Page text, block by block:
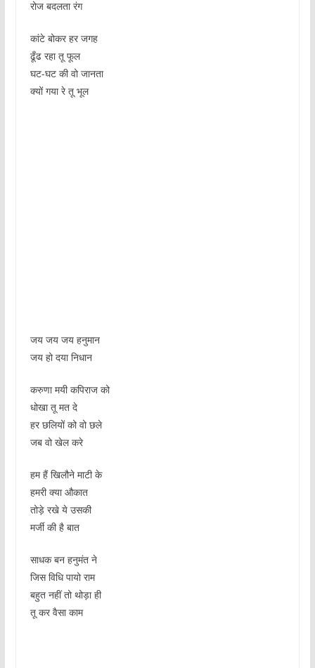
रोज बदलता रंग
कांटे बोकर हर जगह
ढूँढ रहा तू फूल
घट-घट की वो जानता
क्यों गया रे तू भूल
जय जय जय हनुमान
जय हो दया निधान
करुणा मयी कपिराज को
धोखा तू मत दे
हर छलियों को वो छले
जब वो खेल करे
हम हैं खिलौने माटी के
हमरी क्या औकात
तोड़े रखे ये उसकी
मर्जी की है बात
साधक बन हनुमंत ने
जिस विधि पायो राम
बहुत नहीं तो थोड़ा ही
तू कर वैसा काम